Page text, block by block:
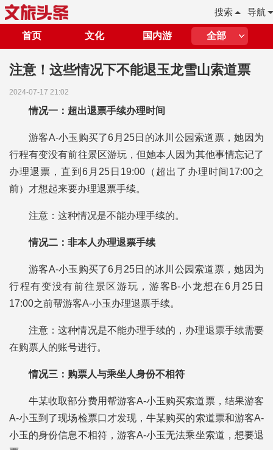
导航
搜索
首页 文化 国内游 全部
注意！这些情况下不能退玉龙雪山索道票
2024-07-17 21:02
情况一：超出退票手续办理时间
游客A-小玉购买了6月25日的冰川公园索道票，她因为
行程有变没有前往景区游玩，但她本人因为其他事情忘记了
办理退票，直到6月25日19:00（超出了办理时间17:00之
前）才想起来要办理退票手续。
注意：这种情况是不能办理手续的。
情况二：非本人办理退票手续
游客A-小玉购买了6月25日的冰川公园索道票，她因为
行程有变没有前往景区游玩，游客B-小龙想在6月25日
17:00之前帮游客A-小玉办理退票手续。
注意：这种情况是不能办理手续的，办理退票手续需要
在购票人的账号进行。
情况三：购票人与乘坐人身份不相符
牛某收取部分费用帮游客A-小玉购买索道票，结果游客
A-小玉到了现场检票口才发现，牛某购买的索道票和游客A-
小玉的身份信息不相符，游客A-小玉无法乘坐索道，想要退